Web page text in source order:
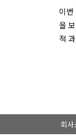
이
을
적
회사